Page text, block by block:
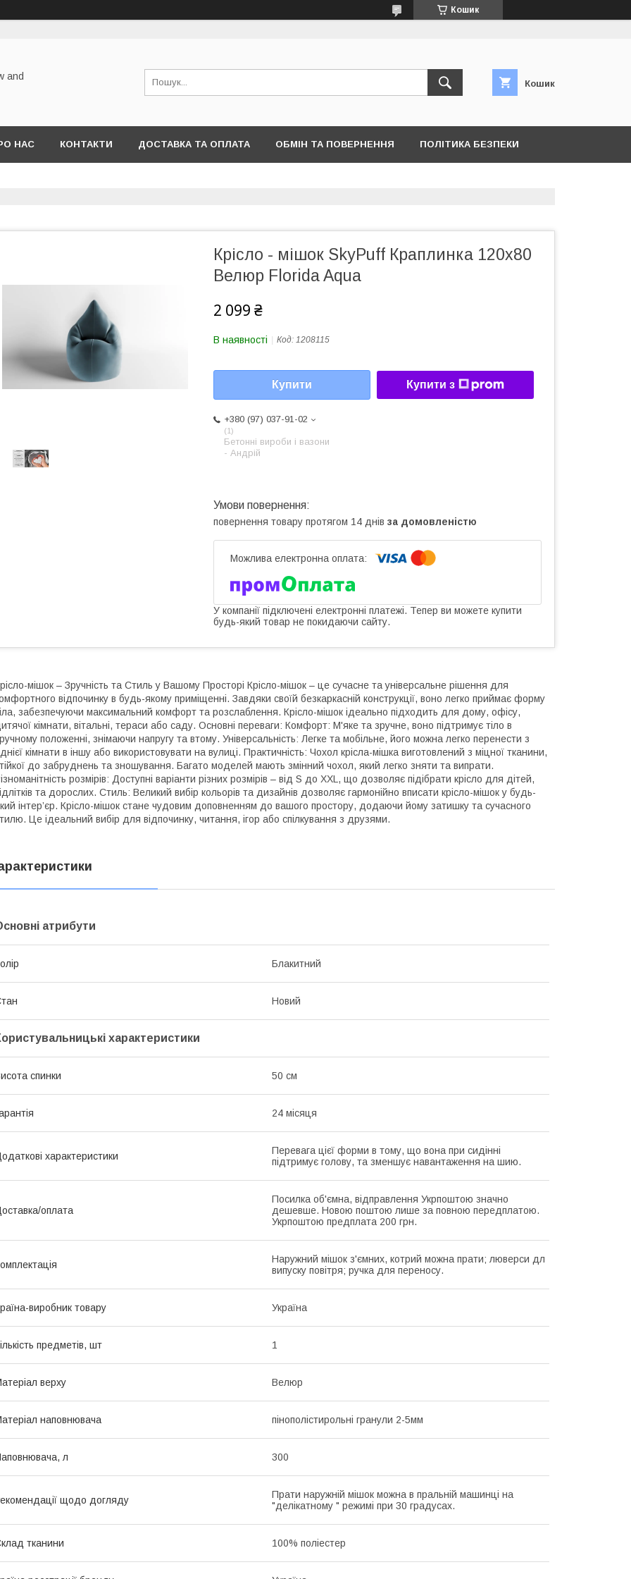
Кошик
and
Кошик
НАС КОНТАКТИ ДОСТАВКА ТА ОПЛАТА ОБМІН ТА ПОВЕРНЕННЯ ПОЛІТИКА БЕЗПЕКИ
Крісло - мішок SkyPuff Краплинка 120х80
Велюр Florida Aqua
2 099 ₴
В наявності Код: 1208115
Купити Купити з
+380 (97) 037-91-02
1
Бетонні вироби і вазони
- Андрій
повернення товару протягом 14 днів за домовленістю
У компанії підключені електронні платежі. Тепер ви можете купити
будь-який товар не покидаючи сайту.
мішок – Зручність та Стиль у Вашому Просторі Крісло-мішок – це сучасне та універсальне рішення для
відпочинку в будь-якому приміщенні. Завдяки своїй безкаркасній конструкції, воно легко приймає форму
забезпечуючи максимальний комфорт та розслаблення. Крісло-мішок ідеально підходить для дому, офісу,
кімнати, вітальні, тераси або саду. Основні переваги: Комфорт: М'яке та зручне, воно підтримує тіло в
положенні, знімаючи напругу та втому. Універсальність: Легке та мобільне, його можна легко перенести з
кімнати в іншу або використовувати на вулиці. Практичність: Чохол крісла-мішка виготовлений з міцної тканини,
до забруднень та зношування. Багато моделей мають змінний чохол, який легко зняти та випрати.
розмірів: Доступні варіанти різних розмірів – від S до XXL, що дозволяє підібрати крісло для дітей,
та дорослих. Стиль: Великий вибір кольорів та дизайнів дозволяє гармонійно вписати крісло-мішок у будь-
інтер’єр. Крісло-мішок стане чудовим доповненням до вашого простору, додаючи йому затишку та сучасного
Це ідеальний вибір для відпочинку, читання, ігор або спілкування з друзями.
атрибути
Блакитний
Новий
характеристики
спинки 50 см
24 місяця
характеристики
Перевага цієї форми в тому, що вона при сидінні
підтримує голову, та зменшує навантаження на шию.
оплата
Посилка об'ємна, відправлення Укрпоштою значно
дешевше. Новою поштою лише за повною передплатою.
Укрпоштою предплата 200 грн.
Наружний мішок з'ємних, котрий можна прати; люверси дл
випуску повітря; ручка для переносу.
виробник товару Україна
предметів, шт 1
верху Велюр
наповнювача пінополістирольні гранули 2-5мм
л 300
щодо догляду
Прати наружній мішок можна в пральній машинці на
"делікатному " режимі при 30 градусах.
тканини 100% поліестер